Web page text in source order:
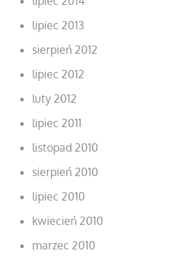
lipiec 2013
sierpień 2012
lipiec 2012
luty 2012
lipiec 2011
listopad 2010
sierpień 2010
lipiec 2010
kwiecień 2010
marzec 2010